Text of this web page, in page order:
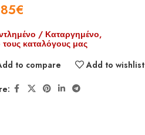
€
/ Καταργημένο,
καταλόγους μας
to compare
Add to wishlist